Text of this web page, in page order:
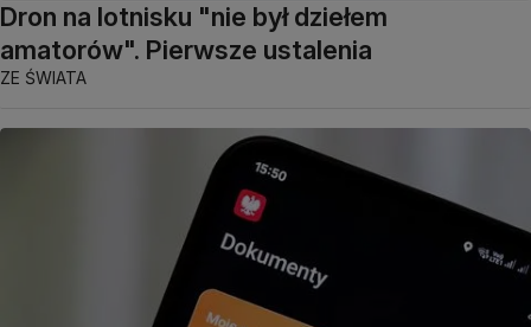
Dron na lotnisku "nie był dziełem
amatorów". Pierwsze ustalenia
ZE ŚWIATA